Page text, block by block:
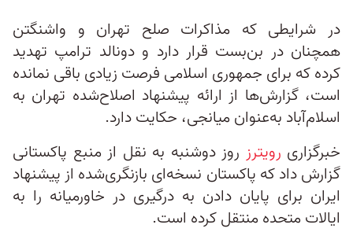
در شرایطی که مذاکرات صلح تهران و واشنگتن
همچنان در بن‌بست قرار دارد و دونالد ترامپ تهدید
کرده که برای جمهوری اسلامی فرصت زیادی باقی نمانده
است، گزارش‌ها از ارائه پیشنهاد اصلاح‌شده تهران به
اسلام‌آباد به‌عنوان میانجی، حکایت دارد.
خبرگزاری رویترز روز دوشنبه به نقل از منبع پاکستانی
گزارش داد که پاکستان نسخه‌ای بازنگری‌شده از پیشنهاد
ایران برای پایان دادن به درگیری در خاورمیانه را به
ایالات متحده منتقل کرده است.